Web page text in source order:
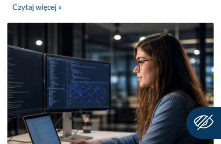
Czytaj więcej »